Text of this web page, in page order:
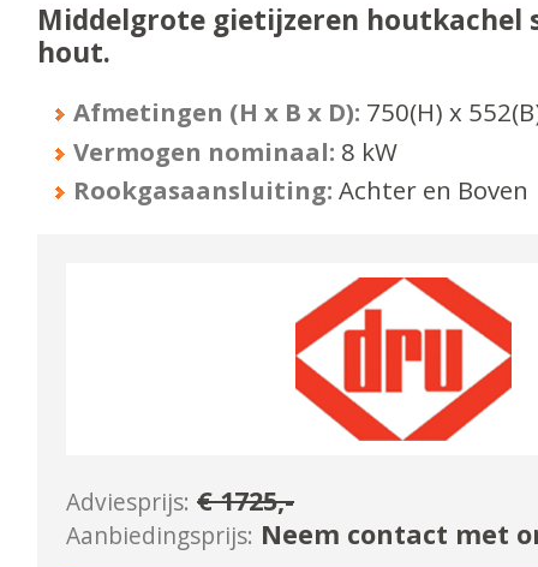
Middelgrote gietijzeren houtkachel
hout.
Afmetingen (H x B x D): 750(H) x 552
Vermogen nominaal: 8 kW
Rookgasaansluiting: Achter en Boven
Adviesprijs: €1725,-
Aanbiedingsprijs: Neem contact met